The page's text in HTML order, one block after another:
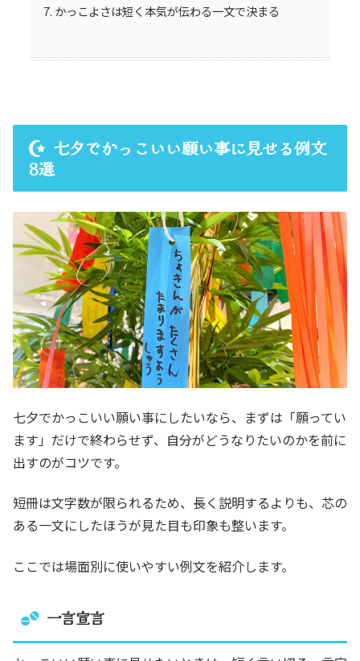
かっこよさは短く本気が伝わる一文で決まる
七夕でかっこいい願い事に見せる例文
8選
七夕でかっこいい願い事にしたいなら、まずは「願ってい
ます」だけで終わらせず、自分がどうなりたいのかを前に
出すのがコツです。
短冊は文字数が限られるため、長く説明するよりも、芯の
ある一文にしたほうが見た目も印象も整います。
ここでは場面別に使いやすい例文を紹介します。
一言宣言